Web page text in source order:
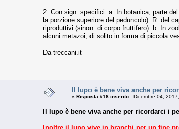
2. Con sign. specifici: a. In botanica, parte
la porzione superiore del peduncolo). R. del
riproduttivi (sinon. di corpo fruttifero). b. In
alcuni metazoi, di solito in forma di piccola
Da treccani.it
Il lupo è bene viva anche per
« Risposta #18 inserito:: Dicembre 04,
Il lupo è bene viva anche per ricordarci i